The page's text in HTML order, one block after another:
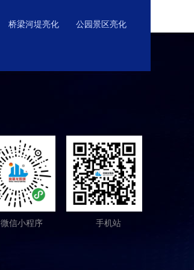
桥梁河堤亮化
公园景区亮化
手机站
微信小程序